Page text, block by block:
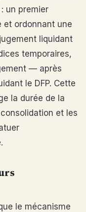
un premier
et ordonnant une
liquidant
temporaires,
— après
le DFP. Cette
la durée de la
et les
le mécanisme